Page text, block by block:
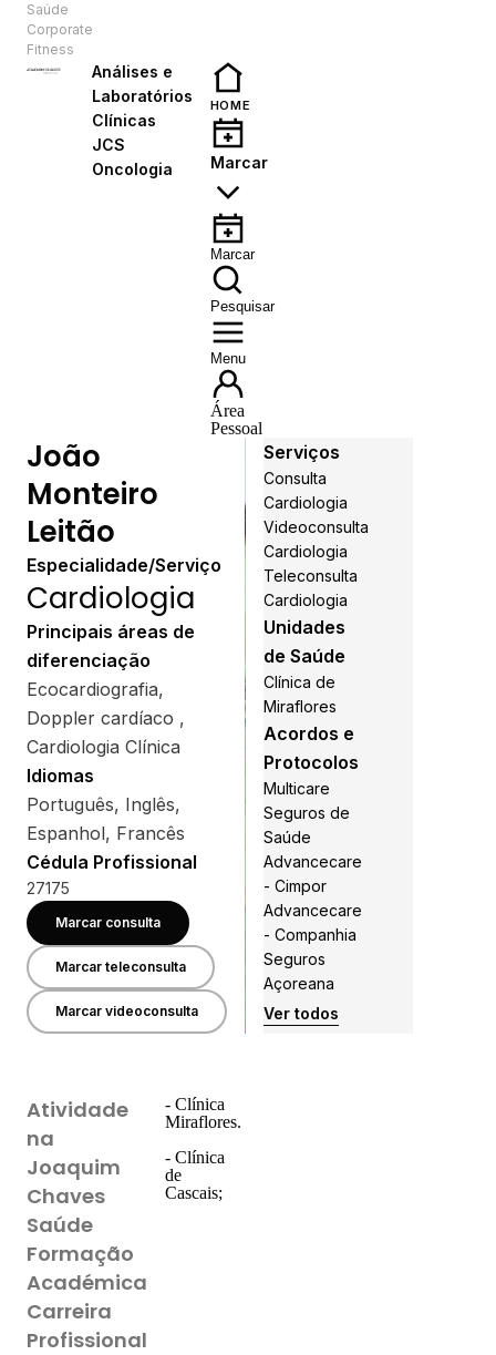
Saúde
Corporate
Fitness
Análises e
Laboratórios
Clínicas
JCS
Oncologia
HOME
Marcar
Marcar
Pesquisar
Menu
Área
Pessoal
João
Monteiro
Leitão
Especialidade/Serviço
Cardiologia
Principais áreas de
diferenciação
Ecocardiografia,
Doppler cardíaco ,
Cardiologia Clínica
Idiomas
Português, Inglês,
Espanhol, Francês
Cédula Profissional
27175
Marcar consulta
Marcar teleconsulta
Marcar videoconsulta
Serviços
Consulta
Cardiologia
Videoconsulta
Cardiologia
Teleconsulta
Cardiologia
Unidades
de Saúde
Clínica de
Miraflores
Acordos e
Protocolos
Multicare
Seguros de
Saúde
Advancecare
- Cimpor
Advancecare
- Companhia
Seguros
Açoreana
Ver todos
Atividade
na
Joaquim
Chaves
Saúde
Formação
Académica
Carreira
Profissional
- Clínica
Miraflores.
- Clínica
de
Cascais;